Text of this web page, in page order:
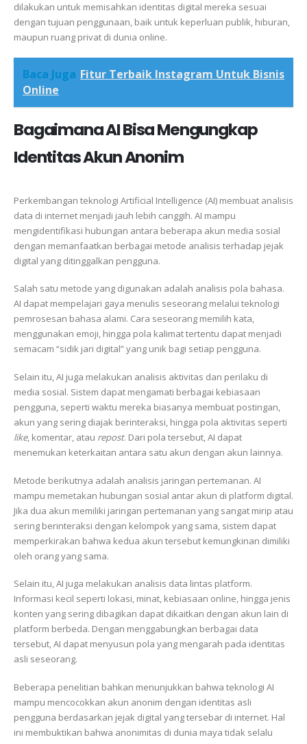
dilakukan untuk memisahkan identitas digital mereka sesuai
dengan tujuan penggunaan, baik untuk keperluan publik, hiburan,
maupun ruang privat di dunia online.
Baca Juga Fitur Terbaik Instagram Untuk Bisnis
Online
Bagaimana AI Bisa Mengungkap
Identitas Akun Anonim
Perkembangan teknologi Artificial Intelligence (AI) membuat analisis
data di internet menjadi jauh lebih canggih. AI mampu
mengidentifikasi hubungan antara beberapa akun media sosial
dengan memanfaatkan berbagai metode analisis terhadap jejak
digital yang ditinggalkan pengguna.
Salah satu metode yang digunakan adalah analisis pola bahasa.
AI dapat mempelajari gaya menulis seseorang melalui teknologi
pemrosesan bahasa alami. Cara seseorang memilih kata,
menggunakan emoji, hingga pola kalimat tertentu dapat menjadi
semacam “sidik jari digital” yang unik bagi setiap pengguna.
Selain itu, AI juga melakukan analisis aktivitas dan perilaku di
media sosial. Sistem dapat mengamati berbagai kebiasaan
pengguna, seperti waktu mereka biasanya membuat postingan,
akun yang sering diajak berinteraksi, hingga pola aktivitas seperti
like, komentar, atau repost. Dari pola tersebut, AI dapat
menemukan keterkaitan antara satu akun dengan akun lainnya.
Metode berikutnya adalah analisis jaringan pertemanan. AI
mampu memetakan hubungan sosial antar akun di platform digital.
Jika dua akun memiliki jaringan pertemanan yang sangat mirip atau
sering berinteraksi dengan kelompok yang sama, sistem dapat
memperkirakan bahwa kedua akun tersebut kemungkinan dimiliki
oleh orang yang sama.
Selain itu, AI juga melakukan analisis data lintas platform.
Informasi kecil seperti lokasi, minat, kebiasaan online, hingga jenis
konten yang sering dibagikan dapat dikaitkan dengan akun lain di
platform berbeda. Dengan menggabungkan berbagai data
tersebut, AI dapat menyusun pola yang mengarah pada identitas
asli seseorang.
Beberapa penelitian bahkan menunjukkan bahwa teknologi AI
mampu mencocokkan akun anonim dengan identitas asli
pengguna berdasarkan jejak digital yang tersebar di internet. Hal
ini membuktikan bahwa anonimitas di dunia maya tidak selalu